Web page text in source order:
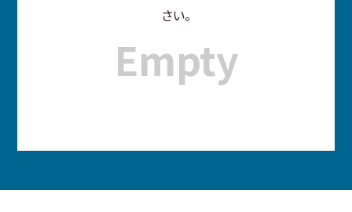
さい。
Empty